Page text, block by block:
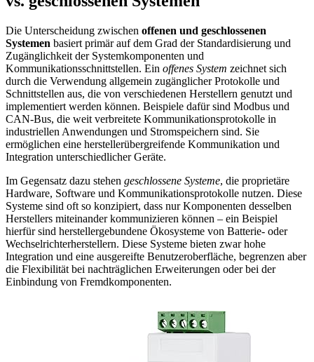
Die Unterscheidung zwischen offenen und geschlossenen
Systemen basiert primär auf dem Grad der Standardisierung und
Zugänglichkeit der Systemkomponenten und
Kommunikationsschnittstellen. Ein offenes System zeichnet sich
durch die Verwendung allgemein zugänglicher Protokolle und
Schnittstellen aus, die von verschiedenen Herstellern genutzt und
implementiert werden können. Beispiele dafür sind Modbus und
CAN-Bus, die weit verbreitete Kommunikationsprotokolle in
industriellen Anwendungen und Stromspeichern sind. Sie
ermöglichen eine herstellerübergreifende Kommunikation und
Integration unterschiedlicher Geräte.
Im Gegensatz dazu stehen geschlossene Systeme, die proprietäre
Hardware, Software und Kommunikationsprotokolle nutzen. Diese
Systeme sind oft so konzipiert, dass nur Komponenten desselben
Herstellers miteinander kommunizieren können – ein Beispiel
hierfür sind herstellergebundene Ökosysteme von Batterie- oder
Wechselrichterherstellern. Diese Systeme bieten zwar hohe
Integration und eine ausgereifte Benutzeroberfläche, begrenzen aber
die Flexibilität bei nachträglichen Erweiterungen oder bei der
Einbindung von Fremdkomponenten.